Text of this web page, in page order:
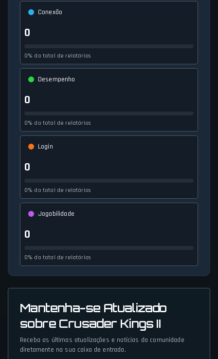
Conexão
0
0% do total de relatórios
Desempenho
0
0% do total de relatórios
Login
0
0% do total de relatórios
Jogabilidade
0
0% do total de relatórios
Mantenha-se Atualizado
sobre Crusader Kings II
Receba as últimas atualizações e notícias da comunidade
diretamente na sua caixa de entrada.